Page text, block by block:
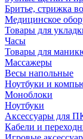
Бритье, стрижка
Медицинское
Товары для
Часы
Товары для
Массажеры
Весы напольные
Ноутбуки и
Моноблоки
Ноутбуки
Аксессуары для
Кабели и